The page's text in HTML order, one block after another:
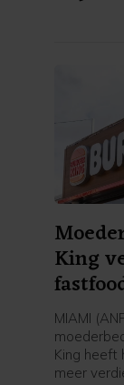
King
MIAMI
King heeft
meer